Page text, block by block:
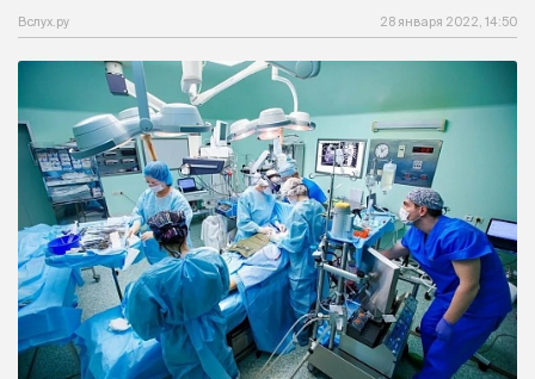
Вслух.ру 28 января 2022, 14:50